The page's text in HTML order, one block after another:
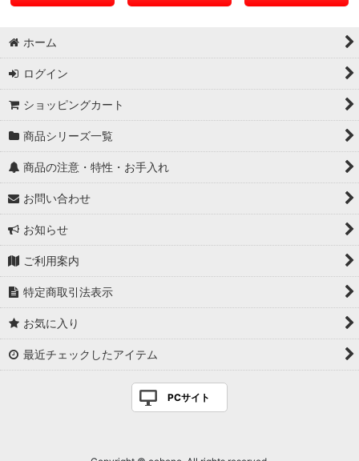
ホーム
ログイン
ショッピングカート
商品シリーズ一覧
商品の注意・特性・お手入れ
お問い合わせ
お知らせ
ご利用案内
特定商取引法表示
お気に入り
最近チェックしたアイテム
PCサイト